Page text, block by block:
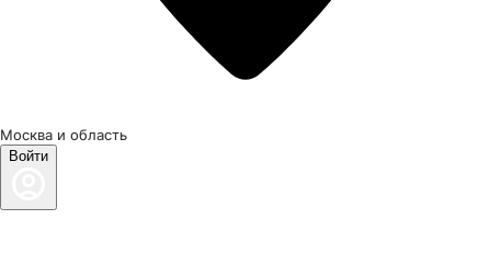
Москва и область
Войти